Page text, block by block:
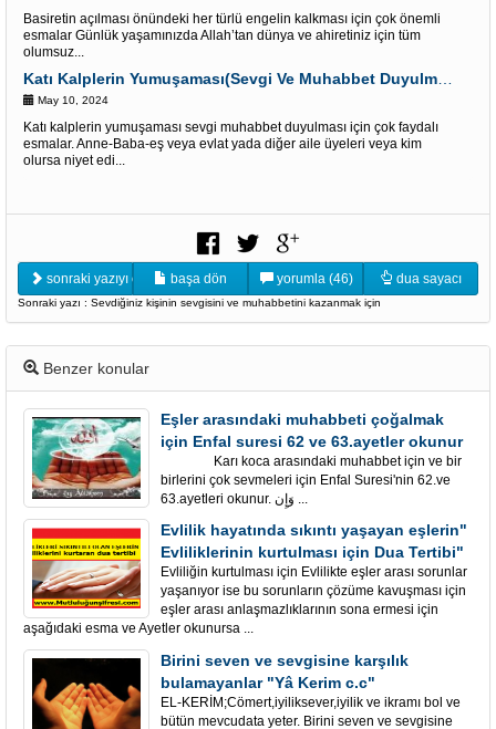
Basiretin açılması önündeki her türlü engelin kalkması için çok önemli
esmalar Günlük yaşamınızda Allah’tan dünya ve ahiretiniz için tüm
olumsuz...
May 10, 2024
Katı kalplerin yumuşaması sevgi muhabbet duyulması için çok faydalı
esmalar. Anne-Baba-eş veya evlat yada diğer aile üyeleri veya kim
olursa niyet edi...
sonraki yazıyı oku başa dön yorumla (46) dua sayacı
Sonraki yazı : Sevdiğiniz kişinin sevgisini ve muhabbetini kazanmak için
Benzer konular
Eşler arasındaki muhabbeti çoğalmak
için Enfal suresi 62 ve 63.ayetler okunur
Karı koca arasındaki muhabbet için ve bir
birlerini çok sevmeleri için Enfal Suresi'nin 62.ve
63.ayetleri okunur. وَإِن ...
Evlilik hayatında sıkıntı yaşayan eşlerin"
Evliliklerinin kurtulması için Dua Tertibi"
Evliliğin kurtulması için Evlilikte eşler arası sorunlar
yaşanıyor ise bu sorunların çözüme kavuşması için
eşler arası anlaşmazlıklarının sona ermesi için
aşağıdaki esma ve Ayetler okunursa ...
Birini seven ve sevgisine karşılık
bulamayanlar "Yâ Kerim c.c"
EL-KERİM;Cömert,iyiliksever,iyilik ve ikramı bol ve
bütün mevcudata yeter. Birini seven ve sevgisine